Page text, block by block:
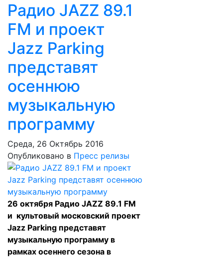
Радио JAZZ 89.1
FM и проект
Jazz Parking
представят
осеннюю
музыкальную
программу
Среда, 26 Октябрь 2016
Опубликовано в Пресс релизы
26 октября Радио JAZZ 89.1 FM
и культовый московский проект
Jazz Parking представят
музыкальную программу в
рамках осеннего сезона в